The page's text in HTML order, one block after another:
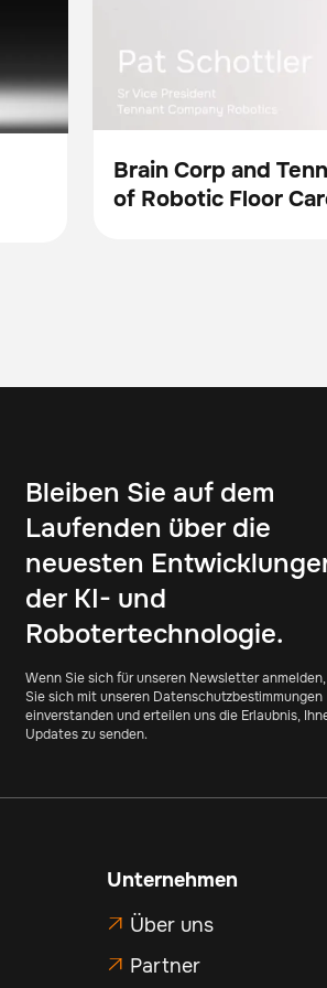
Video
Brain Corp and
of Robotic Floor
Bleiben Sie auf dem
Laufenden über die
neuesten
der KI- und
Robotertechnologie.
Wenn Sie sich für unseren Newsletter
Sie sich mit unseren Datenschutzbestimmungen
einverstanden und erteilen uns die Erlaubnis,
Updates zu senden.
Unternehmen
 Über uns
 Partner